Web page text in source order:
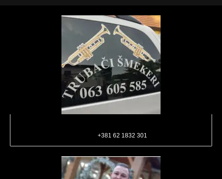
+381 62 1832 301